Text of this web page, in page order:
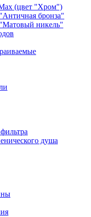
(цвет "Хром")
бронза"
никель"
душа